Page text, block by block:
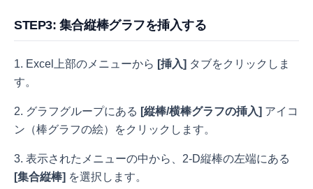
STEP3: 集合縦棒グラフを挿入する
1. Excel上部のメニューから [挿入] タブをクリックしま
す。
2. グラフグループにある [縦棒/横棒グラフの挿入] アイコ
ン（棒グラフの絵）をクリックします。
3. 表示されたメニューの中から、2-D縦棒の左端にある
[集合縦棒] を選択します。